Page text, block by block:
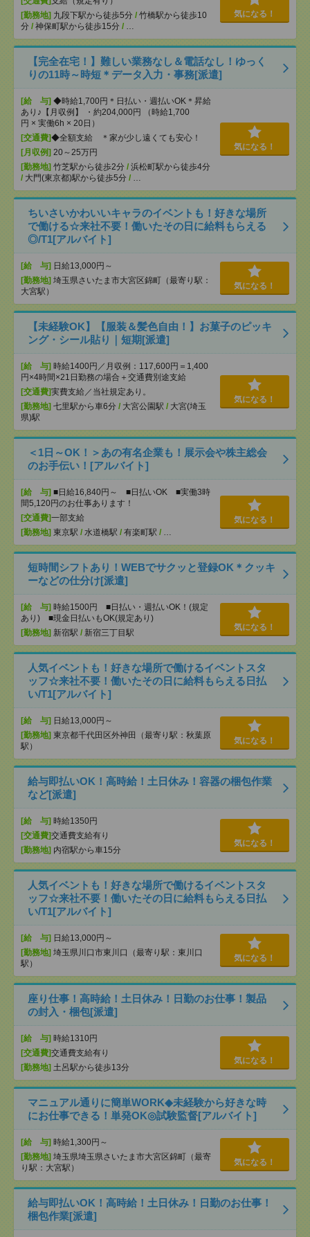
[勤務地] 九段下駅から徒歩5分 / 竹橋駅から徒歩10
分 / 神保町駅から徒歩15分 / …
気になる！
【完全在宅！】難しい業務なし＆電話なし！ゆっく
りの11時～時短＊データ入力・事務[派遣]
[給 与] ◆時給1,700円＊日払い・週払いOK＊昇給
あり♪【月収例】 ・約204,000円 （時給1,700
円 × 実働6h × 20日）
[交通費]◆全額支給 ＊家が少し遠くても安心！
[月収例] 20～25万円
[勤務地] 竹芝駅から徒歩2分 / 浜松町駅から徒歩4分
/ 大門(東京都)駅から徒歩5分 / …
気になる！
ちいさいかわいいキャラのイベントも！好きな場所
で働ける☆来社不要！働いたその日に給料もらえる
◎/T1[アルバイト]
[給 与] 日給13,000円～
[勤務地] 埼玉県さいたま市大宮区錦町（最寄り駅：
大宮駅）
気になる！
【未経験OK】【服装＆髪色自由！】お菓子のピッキ
ング・シール貼り｜短期[派遣]
[給 与] 時給1400円／月収例：117,600円＝1,400
円×4時間×21日勤務の場合＋交通費別途支給
[交通費]実費支給／当社規定あり。
[勤務地] 七里駅から車6分 / 大宮公園駅 / 大宮(埼玉
県)駅
気になる！
＜1日～OK！＞あの有名企業も！展示会や株主総会
のお手伝い！[アルバイト]
[給 与] ■日給16,840円～ ■日払いOK ■実働3時
間5,120円のお仕事あります！
[交通費]一部支給
[勤務地] 東京駅 / 水道橋駅 / 有楽町駅 / …
気になる！
短時間シフトあり！WEBでサクッと登録OK＊クッキ
ーなどの仕分け[派遣]
[給 与] 時給1500円 ■日払い・週払いOK！(規定
あり) ■現金日払いもOK(規定あり)
[勤務地] 新宿駅 / 新宿三丁目駅
気になる！
人気イベントも！好きな場所で働けるイベントスタ
ッフ☆来社不要！働いたその日に給料もらえる日払
い/T1[アルバイト]
[給 与] 日給13,000円～
[勤務地] 東京都千代田区外神田（最寄り駅：秋葉原
駅）
気になる！
給与即払いOK！高時給！土日休み！容器の梱包作業
など[派遣]
[給 与] 時給1350円
[交通費]交通費支給有り
[勤務地] 内宿駅から車15分
気になる！
人気イベントも！好きな場所で働けるイベントスタ
ッフ☆来社不要！働いたその日に給料もらえる日払
い/T1[アルバイト]
[給 与] 日給13,000円～
[勤務地] 埼玉県川口市東川口（最寄り駅：東川口
駅）
気になる！
座り仕事！高時給！土日休み！日勤のお仕事！製品
の封入・梱包[派遣]
[給 与] 時給1310円
[交通費]交通費支給有り
[勤務地] 土呂駅から徒歩13分
気になる！
マニュアル通りに簡単WORK◆未経験から好きな時
にお仕事できる！単発OK◎試験監督[アルバイト]
[給 与] 時給1,300円～
[勤務地] 埼玉県埼玉県さいたま市大宮区錦町（最寄
り駅：大宮駅）
気になる！
給与即払いOK！高時給！土日休み！日勤のお仕事！
梱包作業[派遣]